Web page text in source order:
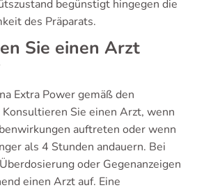
begünstigt hingegen die
des Präparats.
Sie einen Arzt
Extra Power gemäß den
Sie einen Arzt, wenn
auftreten oder wenn
als 4 Stunden andauern. Bei
oder Gegenanzeigen
einen Arzt auf. Eine